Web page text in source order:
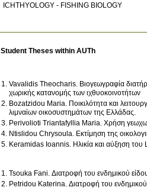
ICHTHYOLOGY - FISHING BIOLOGY
Student Theses within AUTh
Vavalidis Theocharis. Βιογεωγραφία
χωρικής κατανομής των ιχθυοκοινοτήτων
Bozatzidou Maria. Ποικιλότητα και
λιμναίων οικοσυστημάτων της Ελλάδας.
Perivolioti Triantafyllia Maria. Χρήση
Ntislidou Chrysoula. Εκτίμηση της
Keramidas Ioannis. Ηλικία και αύξηση
Tsouka Fani. Διατροφή του ενδημικού
Petridou Katerina. Διατροφή του